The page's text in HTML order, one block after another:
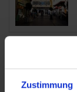
Zustimmung